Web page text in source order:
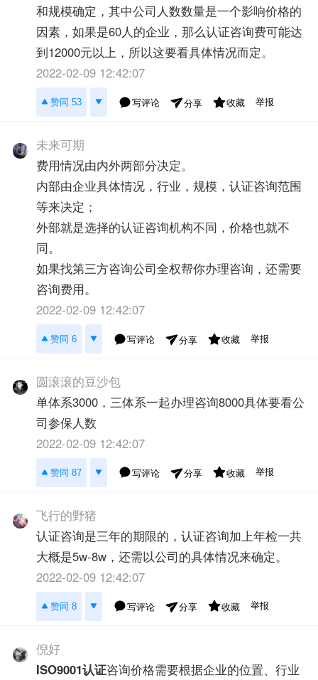
和规模确定，其中公司人数数量是一个影响价格的
因素，如果是60人的企业，那么认证咨询费可能达
到12000元以上，所以这要看具体情况而定。
2022-02-09 12:42:07
赞同 53 写评论 分享 收藏 举报
未来可期
费用情况由内外两部分决定。
内部由企业具体情况，行业，规模，认证咨询范围
等来决定；
外部就是选择的认证咨询机构不同，价格也就不
同。
如果找第三方咨询公司全权帮你办理咨询，还需要
咨询费用。
2022-02-09 12:42:07
赞同 6 写评论 分享 收藏 举报
圆滚滚的豆沙包
单体系3000，三体系一起办理咨询8000具体要看公
司参保人数
2022-02-09 12:42:07
赞同 87 写评论 分享 收藏 举报
飞行的野猪
认证咨询是三年的期限的，认证咨询加上年检一共
大概是5w-8w，还需以公司的具体情况来确定。
2022-02-09 12:42:07
赞同 8 写评论 分享 收藏 举报
倪好
ISO9001认证咨询价格需要根据企业的位置、行业